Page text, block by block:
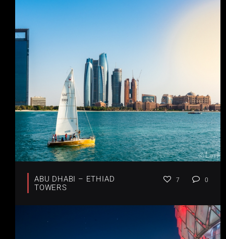
ABU DHABI – ETHIAD
TOWERS
7 0